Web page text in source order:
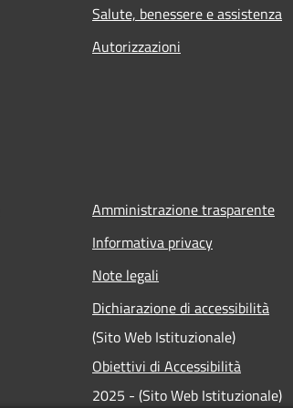
Salute, benessere e assistenza
Autorizzazioni
Amministrazione trasparente
Informativa privacy
Note legali
Dichiarazione di accessibilità
(Sito Web Istituzionale)
Obiettivi di Accessibilità
2025 - (Sito Web Istituzionale)